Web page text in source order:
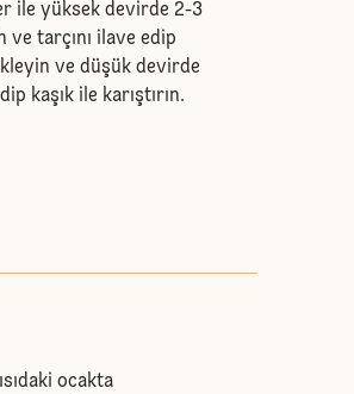
ile yüksek devirde 2-3
ve tarçını ilave edip
ve düşük devirde
kaşık ile karıştırın.
ocakta